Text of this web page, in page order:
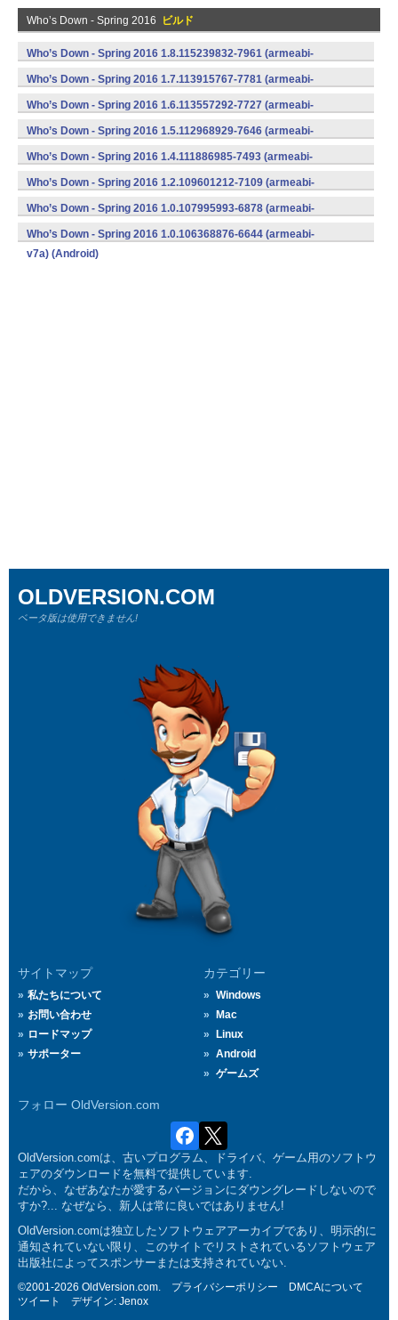
Who’s Down - Spring 2016 ビルド
Who’s Down - Spring 2016 1.8.115239832-7961 (armeabi-
v7a) (Android)
Who’s Down - Spring 2016 1.7.113915767-7781 (armeabi-
v7a) (Android)
Who’s Down - Spring 2016 1.6.113557292-7727 (armeabi-
v7a) (Android)
Who’s Down - Spring 2016 1.5.112968929-7646 (armeabi-
v7a) (Android)
Who’s Down - Spring 2016 1.4.111886985-7493 (armeabi-
v7a) (Android)
Who’s Down - Spring 2016 1.2.109601212-7109 (armeabi-
v7a) (Android)
Who’s Down - Spring 2016 1.0.107995993-6878 (armeabi-
v7a) (Android)
Who’s Down - Spring 2016 1.0.106368876-6644 (armeabi-
v7a) (Android)
サイトマップ
私たちについて
お問い合わせ
ロードマップ
サポーター
カテゴリー
Windows
Mac
Linux
Android
ゲームズ
フォロー OldVersion.com
OLDVERSION.COM
ベータ版は使用できません!
OldVersion.comは、古いプログラム、ドライバ、ゲーム用のソフトウ
ェアのダウンロードを無料で提供しています.
だから、なぜあなたが愛するバージョンにダウングレードしないので
すか?... なぜなら、新人は常に良いではありません!
OldVersion.comは独立したソフトウェアアーカイブであり、明示的に
通知されていない限り、このサイトでリストされているソフトウェア
出版社によってスポンサーまたは支持されていない.
©2001-2026 OldVersion.com. プライバシーポリシー
DMCAについて
ツイート
デザイン: Jenox